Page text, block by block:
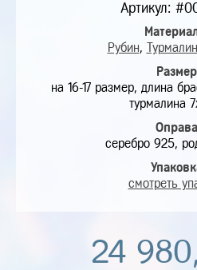
Артикул:
Рубин, Турмалин
на 16-17 размер, длина
турмалина
серебро 925,
смотреть
24